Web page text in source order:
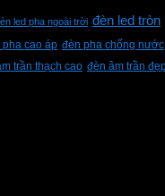
led pha ngoài trời đèn led tròn
pha cao áp đèn pha chống nước
trần thạch cao đèn âm trần